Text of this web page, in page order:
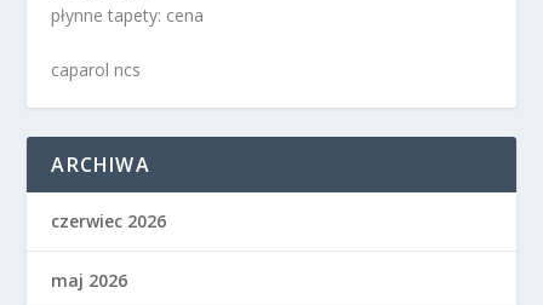
płynne tapety: cena
caparol ncs
ARCHIWA
czerwiec 2026
maj 2026